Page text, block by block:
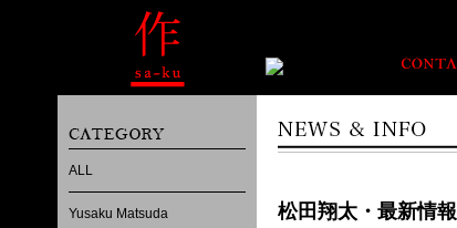
ALL
Yusaku Matsuda 松田翔太・最新情報